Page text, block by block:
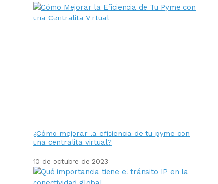
¿Cómo mejorar la eficiencia de tu pyme con
una centralita virtual?
10 de octubre de 2023